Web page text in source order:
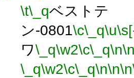
\t\_qベストテ
ン-0801\c\_q\u
ワ\_q\w2\c\_q\n
\_q\w2\c\_q\n\n\n